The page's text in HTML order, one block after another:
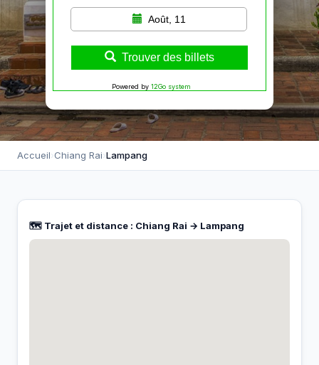
Août, 11
Trouver des billets
Powered by 12Go system
Accueil›Chiang Rai›Lampang
🗺️ Trajet et distance : Chiang Rai → Lampang